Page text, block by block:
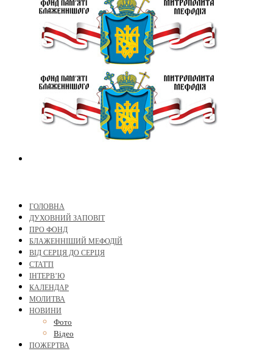
ГОЛОВНА
ДУХОВНИЙ ЗАПОВІТ
ПРО ФОНД
БЛАЖЕННІШИЙ МЕФОДІЙ
ВІД СЕРЦЯ ДО СЕРЦЯ
СТАТТІ
ІНТЕРВ’Ю
КАЛЕНДАР
МОЛИТВА
НОВИНИ
Фото
Відео
ПОЖЕРТВА